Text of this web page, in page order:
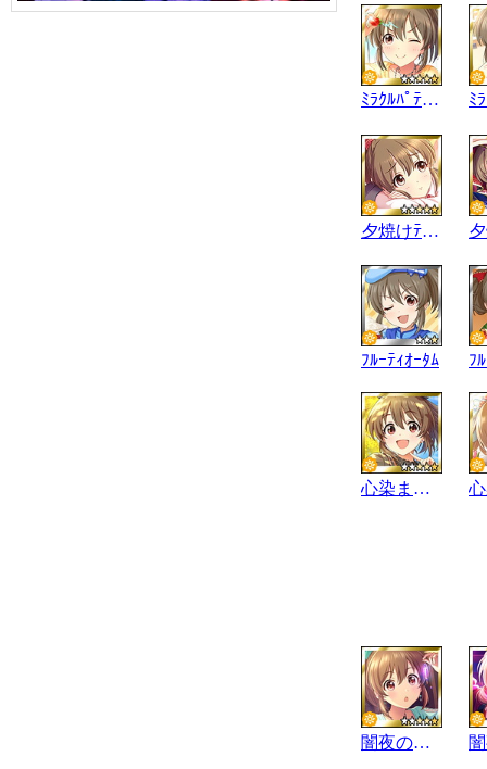
ﾐﾗｸﾙﾊﾟﾃｨｼｴｰﾙ☆
夕焼けﾃﾚﾊﾟｼｰ
ﾌﾙｰﾃｨｵｰﾀﾑ ﾌ
心染まる念力
闇夜の呼び声